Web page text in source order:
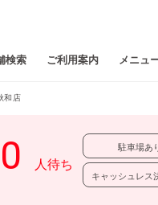
検索 ご利用案内 メニュ
和店
駐車場あ
キャッシュレス